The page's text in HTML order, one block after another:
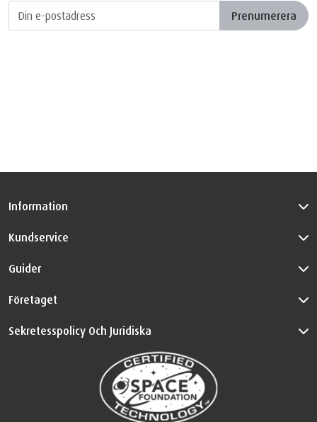
Prenumerera
Information
Kundservice
Guider
Företaget
Sekretesspolicy Och Juridiska